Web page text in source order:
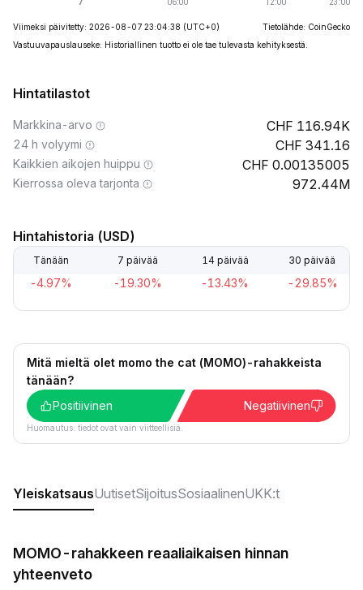
Viimeksi päivitetty: 2026-08-07 23:04:38 (UTC+0)
Tietolähde: CoinGecko
Vastuuvapauslauseke: Historiallinen tuotto ei ole tae tulevasta kehityksestä.
Hintatilastot
Markkina-arvo 116.94K
24 h volyymi 341.16
Kaikkien aikojen huippu 0.00135005
Kierrossa oleva tarjonta 972.44M
Hintahistoria (USD)
Tänään 7 päivää 14 päivää 30 päivää
-4.97% -19.30% -13.43% -29.85%
Mitä mieltä olet momo the cat (MOMO)-rahakkeista
tänään?
Positiivinen
Negatiivinen
Huomautus: tiedot ovat vain viitteellisiä.
YleiskatsausUutisetSijoitusSosiaalinenUKK:t
MOMO-rahakkeen reaaliaikaisen hinnan
yhteenveto